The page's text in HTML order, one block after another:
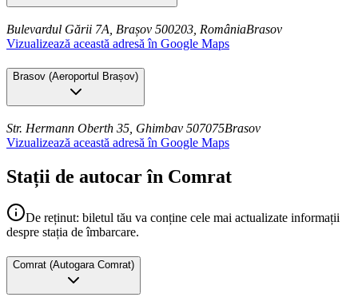
Bulevardul Gării 7A, Brașov 500203, RomâniaBrasov
Vizualizează această adresă în Google Maps
Brasov (Aeroportul Brașov)
Str. Hermann Oberth 35, Ghimbav 507075Brasov
Vizualizează această adresă în Google Maps
Stații de autocar în Comrat
De reținut: biletul tău va conține cele mai actualizate informații
despre stația de îmbarcare.
Comrat (Autogara Comrat)